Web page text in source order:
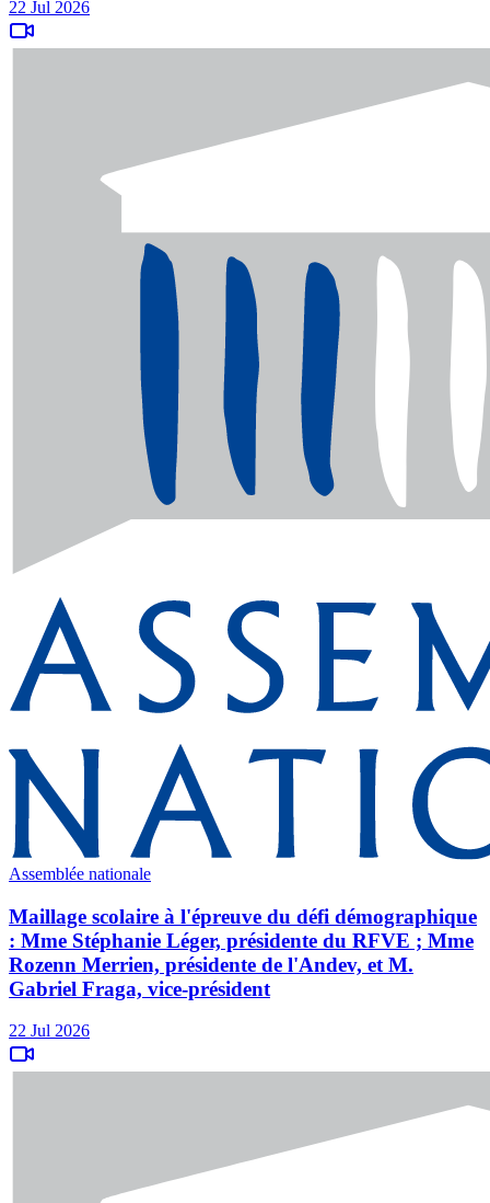
22 Jul 2026
Assemblée nationale
Maillage scolaire à l'épreuve du défi démographique
: Mme Stéphanie Léger, présidente du RFVE ; Mme
Rozenn Merrien, présidente de l'Andev, et M.
Gabriel Fraga, vice-président
22 Jul 2026